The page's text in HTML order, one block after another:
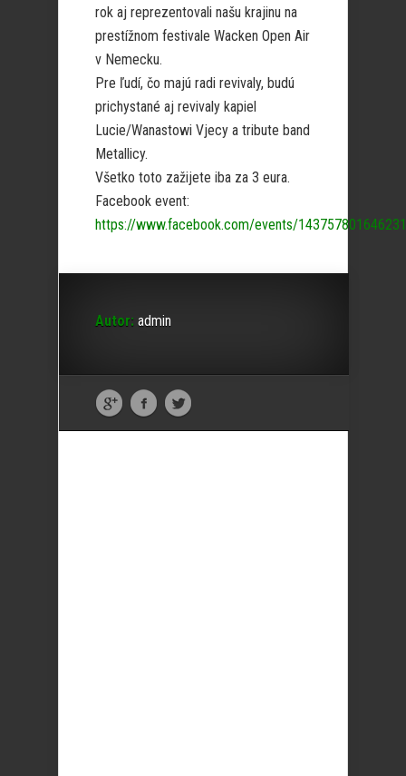
rok aj reprezentovali našu krajinu na
prestížnom festivale Wacken Open Air
v Nemecku.
Pre ľudí, čo majú radi revivaly, budú
prichystané aj revivaly kapiel
Lucie/Wanastowi Vjecy a tribute band
Metallicy.
Všetko toto zažijete iba za 3 eura.
Facebook event:
https://www.facebook.com/events/
Autor: admin